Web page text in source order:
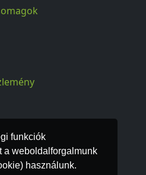
funkciók
a weboldalforgalmunk
használunk.